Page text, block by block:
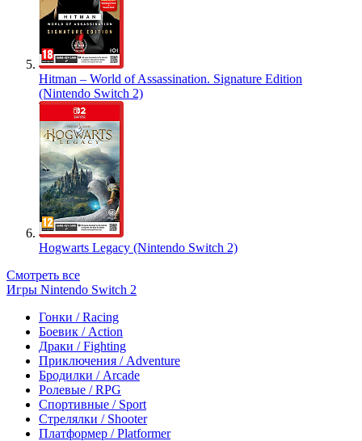
Hitman – World of Assassination. Signature Edition
(Nintendo Switch 2)
Hogwarts Legacy (Nintendo Switch 2)
Смотреть все
Игры Nintendo Switch 2
Гонки / Racing
Боевик / Action
Драки / Fighting
Приключения / Adventure
Бродилки / Arcade
Ролевые / RPG
Спортивные / Sport
Стрелялки / Shooter
Платформер / Platformer